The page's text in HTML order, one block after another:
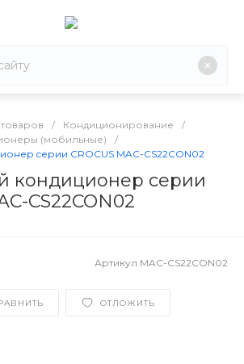
/ Кондиционирование
/
(мобильные)
/
cерии CROCUS MAC-CS22CON02
кондиционер cерии
CS22CON02
Артикул MAC-CS22CON02
ОТЛОЖИТЬ